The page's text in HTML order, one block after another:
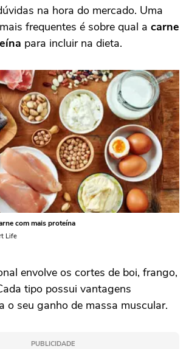
na hora do mercado. Uma
frequentes é sobre qual a carne
para incluir na dieta.
com mais proteína
Life
envolve os cortes de boi, frango,
tipo possui vantagens
o seu ganho de massa muscular.
PUBLICIDADE